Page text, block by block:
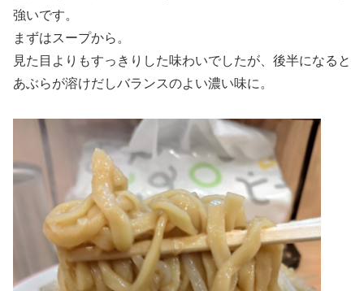
強いです。
まずはスープから。
見た目よりもすっきりした味わいでしたが、後半になると
あぶらが溶けだしバランスのよい濃い味に。